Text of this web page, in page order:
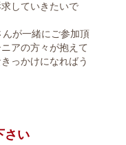
していきたいで
が一緒にご参加頂
アの方々が抱えて
っかけになればう
さい